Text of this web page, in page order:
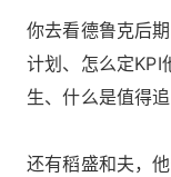
你去看德鲁克后
计划、怎么定KPI
生、什么是值得追
还有稻盛和夫，